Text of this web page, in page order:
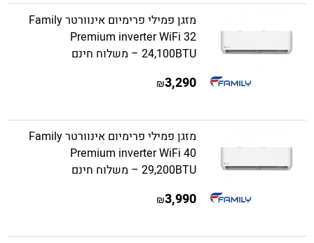
מזגן פמילי פרימיום אינוורטר Family
Premium inverter WiFi 32
24,100BTU – משלוח חינם
3,290
₪
מזגן פמילי פרימיום אינוורטר Family
Premium inverter WiFi 40
29,200BTU – משלוח חינם
3,990
₪